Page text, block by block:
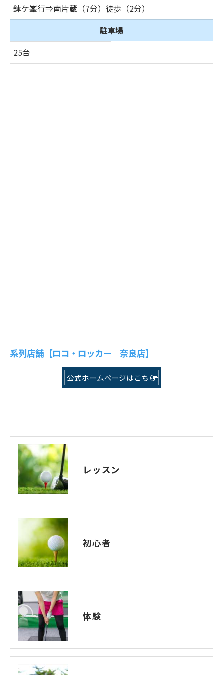
鉢ケ峯行⇒南片蔵（7分）徒歩（2分）
駐車場
25台
系列店舗【ロコ・ロッカー 奈良店】
公式ホームページはこちら
レッスン
初心者
体験